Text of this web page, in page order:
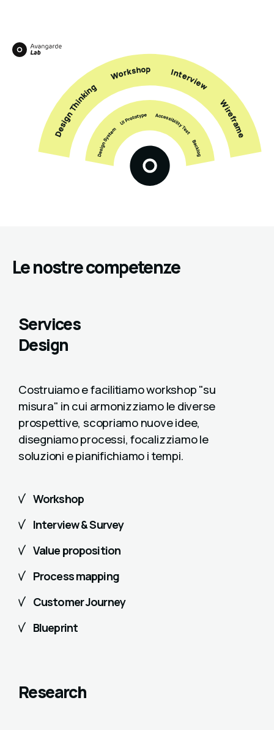
Le nostre competenze
Services
Design
Costruiamo e facilitiamo workshop "su
misura" in cui armonizziamo le diverse
prospettive, scopriamo nuove idee,
disegniamo processi, focalizziamo le
soluzioni e pianifichiamo i tempi.
Workshop
Interview & Survey
Value proposition
Process mapping
Customer Journey
Blueprint
Research